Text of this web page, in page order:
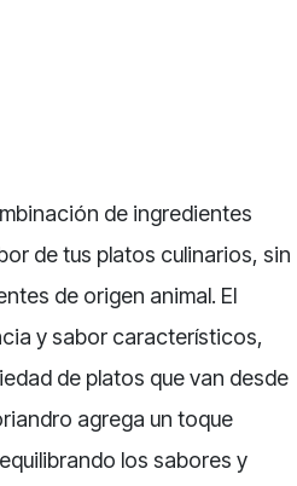
de ingredientes
de tus platos culinarios, sin
de origen animal. El
y sabor característicos,
de platos que van desde
agrega un toque
los sabores y